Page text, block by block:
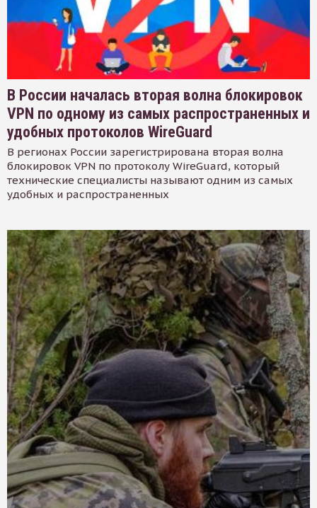
В России началась вторая волна блокировок
VPN по одному из самых распространенных и
удобных протоколов WireGuard
В регионах России зарегистрирована вторая волна
блокировок VPN по протоколу WireGuard, который
технические специалисты называют одним из самых
удобных и распространенных